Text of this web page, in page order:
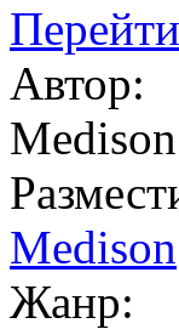
Автор:
Medison
Medison
Жанр: